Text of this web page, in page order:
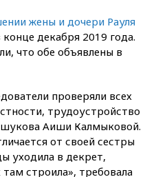
жены и дочери Рауля
конце декабря 2019 года.
что обе объявлены в
проверяли всех
трудоустройство
Аиши Калмыковой.
от своей сестры
уходила в декрет,
строила», требовала